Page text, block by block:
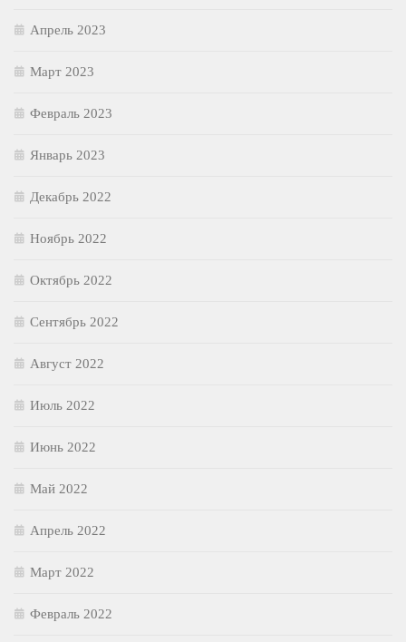
Апрель 2023
Март 2023
Февраль 2023
Январь 2023
Декабрь 2022
Ноябрь 2022
Октябрь 2022
Сентябрь 2022
Август 2022
Июль 2022
Июнь 2022
Май 2022
Апрель 2022
Март 2022
Февраль 2022